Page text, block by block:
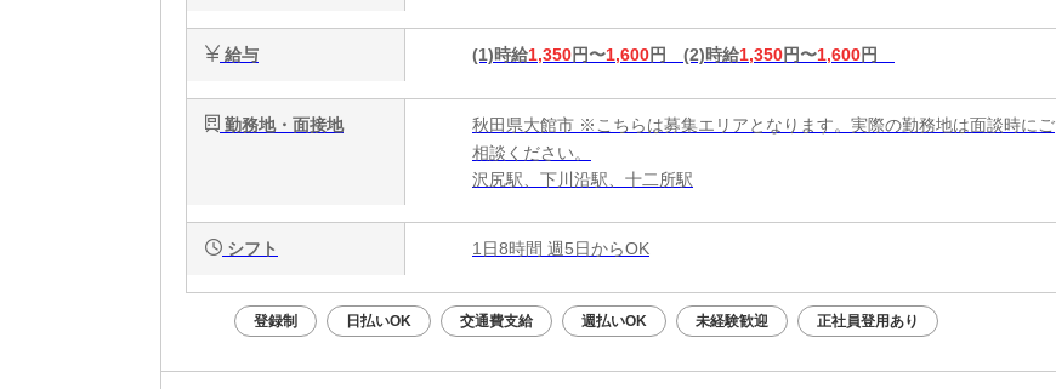
給与 (1)時給1,350円〜1,600円 (2)時給1,350円〜1,600円
勤務地・面接地
秋田県大館市 ※こちらは募集エリアとなります。実際の勤務地は面談時にご
相談ください。
沢尻駅、下川沿駅、十二所駅
シフト 1日8時間 週5日からOK
登録制 日払いOK 交通費支給 週払いOK 未経験歓迎 正社員登用あり